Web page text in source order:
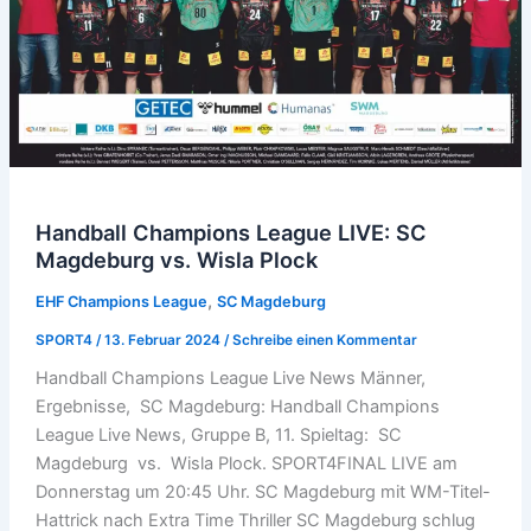
Handball Champions League LIVE: SC
Magdeburg vs. Wisla Plock
EHF Champions League, SC Magdeburg
SPORT4 /13. Februar 2024 /Schreibe einen Kommentar
Handball Champions League Live News Männer,
Ergebnisse, SC Magdeburg: Handball Champions
League Live News, Gruppe B, 11. Spieltag: SC
Magdeburg vs. Wisla Plock. SPORT4FINAL LIVE am
Donnerstag um 20:45 Uhr. SC Magdeburg mit WM-Titel-
Hattrick nach Extra Time Thriller SC Magdeburg schlug